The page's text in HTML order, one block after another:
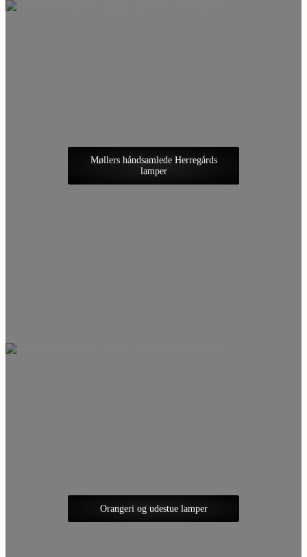
Møllers håndsamlede Herregårds
lamper
Orangeri og udestue lamper